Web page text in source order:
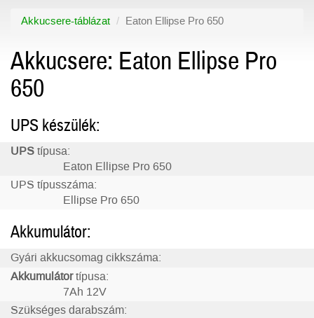
Akkucsere-táblázat Eaton Ellipse Pro 650
Akkucsere: Eaton Ellipse Pro
650
UPS készülék:
UPS típusa:
Eaton Ellipse Pro 650
UPS típusszáma:
Ellipse Pro 650
Akkumulátor:
Gyári akkucsomag cikkszáma:
Akkumulátortípusa:
7Ah 12V
Szükséges darabszám: